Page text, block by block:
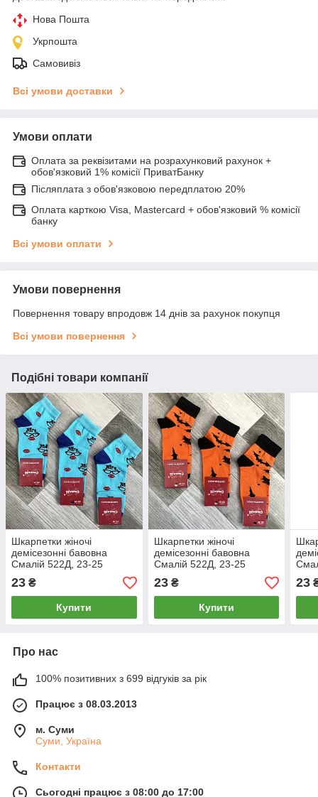
Нова Пошта
Укрпошта
Самовивіз
Всі умови доставки
Умови оплати
Оплата за реквізитами на розрахунковий рахунок +
обов'язковий 1% комісії ПриватБанку
Післяплата з обов'язковою передплатою 20%
Оплата карткою Visa, Mastercard + обов'язковий % комісії
банку
Всі умови оплати
Умови повернення
Повернення товару впродовж 14 днів за рахунок покупця
Всі умови повернення
Подібні товари компанії
Шкарпетки жіночі
демісезонні бавовна
Смалій 522Д, 23-25
розмір, 14029
23 ₴
Купити
Шкарпетки жіночі
демісезонні бавовна
Смалій 522Д, 23-25
розмір, 14028
23₴
Купити
23
Про нас
100% позитивних з 699 відгуків за рік
Працює з 08.03.2013
м. Суми
Суми, Україна
Контакти
Сьогодні працює з 08:00 до 17:00